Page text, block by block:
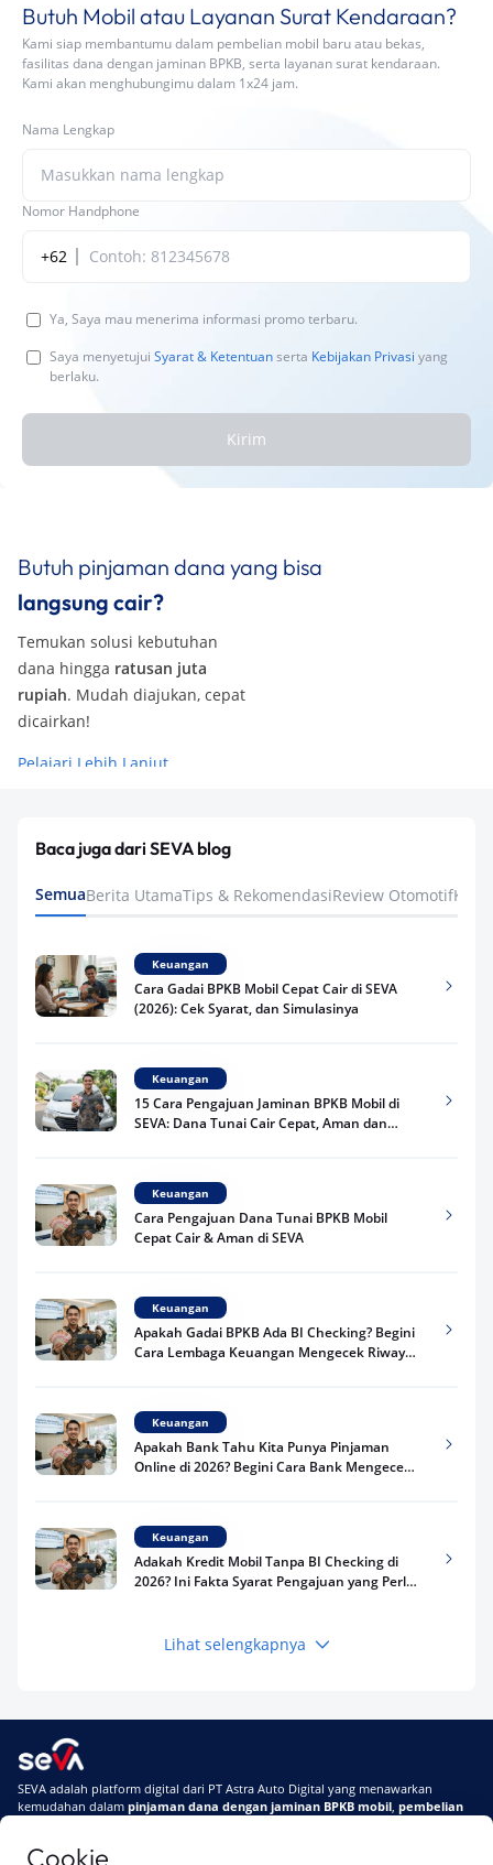
Cookie
Butuh Mobil atau Layanan Surat Kendaraan?
Kami siap membantumu dalam pembelian mobil baru atau bekas,
fasilitas dana dengan jaminan BPKB, serta layanan surat kendaraan.
Kami akan menghubungimu dalam 1x24 jam.
Nama Lengkap
Nomor Handphone
+62
Ya, Saya mau menerima informasi promo terbaru.
Saya menyetujui Syarat & Ketentuanserta Kebijakan Privasi yang
berlaku.
Kirim
Butuh pinjaman dana yang bisa
langsung cair?
Temukan solusi kebutuhan
dana hingga ratusan juta
rupiah. Mudah diajukan, cepat
dicairkan!
Pelajari Lebih Lanjut
Baca juga dari SEVA blog
SemuaBerita UtamaTips & RekomendasiReview Otomotif
Keuangan
Cara Gadai BPKB Mobil Cepat Cair di SEVA
(2026): Cek Syarat, dan Simulasinya
Keuangan
15 Cara Pengajuan Jaminan BPKB Mobil di
SEVA: Dana Tunai Cair Cepat, Aman dan
Keuangan
Cara Pengajuan Dana Tunai BPKB Mobil
Cepat Cair & Aman di SEVA
Keuangan
Apakah Gadai BPKB Ada BI Checking? Begini
Cara Lembaga Keuangan Mengecek Riwayat
Keuangan
Apakah Bank Tahu Kita Punya Pinjaman
Online di 2026? Begini Cara Bank Mengecek
Keuangan
Adakah Kredit Mobil Tanpa BI Checking di
2026? Ini Fakta Syarat Pengajuan yang Perlu
Keuangan
Terpercaya
Telat Bayar Pinjol 2 Hari, Apakah Langsung
Masuk BI Checking? Simak Peraturan
Lihat selengkapnya
SEVA adalah platform digital dari PT Astra Auto Digital yang menawarkan
kemudahan dalam pinjaman dana dengan jaminan BPKB mobil pembelian
Di SEVA, BPKB mobilmu #BisaJadiDuit